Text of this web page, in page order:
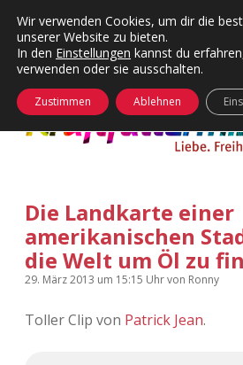
Kategorien
24 Hours
Die Wende
KFMW-Disco
kfmw.stuff
KFMW-Disco
Dates
Contact
öffnen
Die Landkarte einer
amerikanischen
die Welt um Öl zu
29. März 2013 um 15:15 Uhrvon Ronny
Toller Clip von Patrick Jean.
Wir verwenden Cookies, um dir die
unserer Website zu bieten.
In den Einstellungen kannst du
verwenden oder sie ausschalten.
Zustimmen Ablehnen